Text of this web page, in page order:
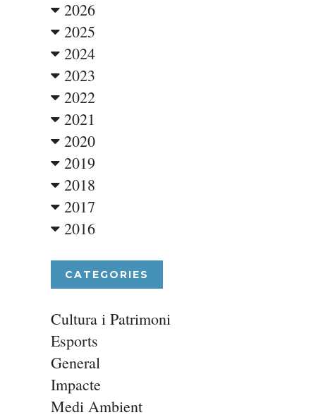
2026
2025
2024
2023
2022
2021
2020
2019
2018
2017
2016
CATEGORIES
Cultura i Patrimoni
Esports
General
Impacte
Medi Ambient